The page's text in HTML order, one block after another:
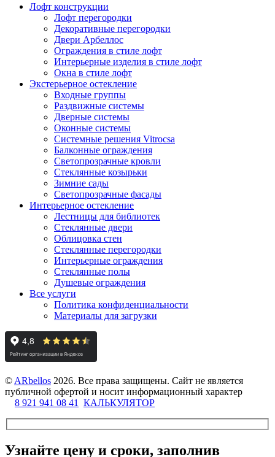
Лофт конструкции
Лофт перегородки
Декоративные перегородки
Двери Арбеллос
Ограждения в стиле лофт
Интерьерные изделия в стиле лофт
Окна в стиле лофт
Экстерьерное остекление
Входные группы
Раздвижные системы
Дверные системы
Оконные системы
Системные решения Vitrocsa
Балконные ограждения
Светопрозрачные кровли
Стеклянные козырьки
Зимние сады
Светопрозрачные фасады
Интерьерное остекление
Лестницы для библиотек
Стеклянные двери
Облицовка стен
Стеклянные перегородки
Интерьерные ограждения
Стеклянные полы
Душевые ограждения
Все услуги
Политика конфиденциальности
Материалы для загрузки
© ARbellos 2026. Все права защищены. Сайт не является
публичной офертой и носит информационный характер
8 921 941 08 41
КАЛЬКУЛЯТОР
Узнайте цену и сроки, заполнив